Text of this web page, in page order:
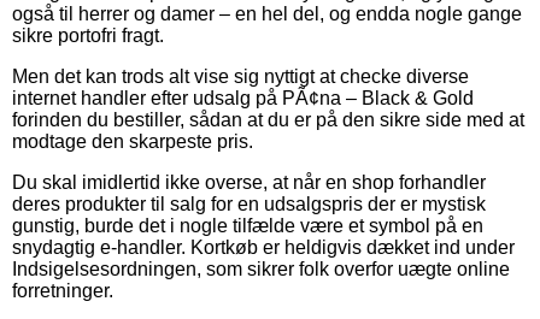
også til herrer og damer – en hel del, og endda nogle gange
sikre portofri fragt.
Men det kan trods alt vise sig nyttigt at checke diverse
internet handler efter udsalg på PÃ¢na – Black & Gold
forinden du bestiller, sådan at du er på den sikre side med at
modtage den skarpeste pris.
Du skal imidlertid ikke overse, at når en shop forhandler
deres produkter til salg for en udsalgspris der er mystisk
gunstig, burde det i nogle tilfælde være et symbol på en
snydagtig e-handler. Kortkøb er heldigvis dækket ind under
Indsigelsesordningen, som sikrer folk overfor uægte online
forretninger.